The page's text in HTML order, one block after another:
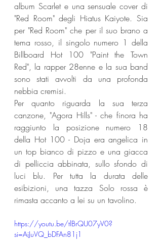
album Scarlet e una sensuale cover di
"Red Room" degli Hiatus Kaiyote. Sia
per "Red Room" che per il suo brano a
tema rosso, il singolo numero 1 della
Billboard Hot 100 "Paint the Town
Red", la rapper 28enne e la sua band
sono stati avvolti da una profonda
nebbia cremisi.
Per quanto riguarda la sua terza
canzone, "Agora Hills" - che finora ha
raggiunto la posizione numero 18
della Hot 100 - Doja era angelica in
un top bianco di pizzo e una giacca
di pelliccia abbinata, sullo sfondo di
luci blu. Per tutta la durata delle
esibizioni, una tazza Solo rossa è
rimasta accanto a lei su un tavolino.
https://youtu.be/tlBrQU07yV0?
si=AiJuVQ_bDFAn81j1